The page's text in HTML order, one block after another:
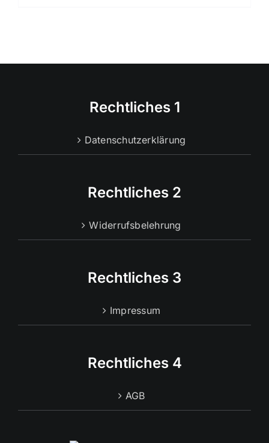
Rechtliches 1
Datenschutzerklärung
Rechtliches 2
Widerrufsbelehrung
Rechtliches 3
Impressum
Rechtliches 4
AGB